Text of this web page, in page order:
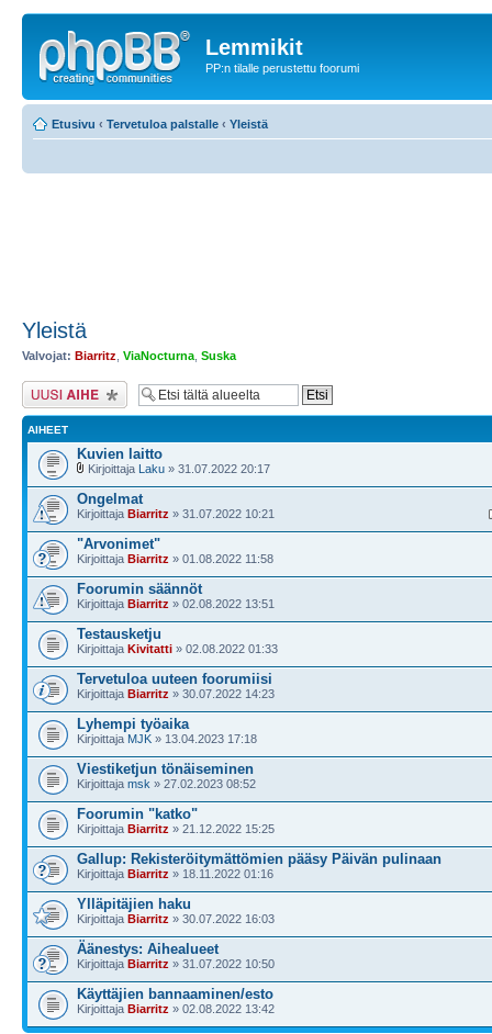
Lemmikit
PP:n tilalle perustettu foorumi
Etusivu ‹ Tervetuloa palstalle ‹ Yleistä
Yleistä
Valvojat: Biarritz ViaNocturna Suska
Lähetä uusi viesti
AIHEET
Kuvien laitto
Kirjoittaja Laku » 31.07.2022 20:17
Ongelmat
Kirjoittaja Biarritz » 31.07.2022 10:21
"Arvonimet"
Kirjoittaja Biarritz » 01.08.2022 11:58
Foorumin säännöt
Kirjoittaja Biarritz » 02.08.2022 13:51
Testausketju
Kirjoittaja Kivitatti » 02.08.2022 01:33
Tervetuloa uuteen foorumiisi
Kirjoittaja Biarritz » 30.07.2022 14:23
Lyhempi työaika
Kirjoittaja MJK » 13.04.2023 17:18
Viestiketjun tönäiseminen
Kirjoittaja msk » 27.02.2023 08:52
Foorumin "katko"
Kirjoittaja Biarritz » 21.12.2022 15:25
Gallup: Rekisteröitymättömien pääsy Päivän pulinaan
Kirjoittaja Biarritz » 18.11.2022 01:16
Ylläpitäjien haku
Kirjoittaja Biarritz » 30.07.2022 16:03
Äänestys: Aihealueet
Kirjoittaja Biarritz » 31.07.2022 10:50
Käyttäjien bannaaminen/esto
Kirjoittaja Biarritz » 02.08.2022 13:42